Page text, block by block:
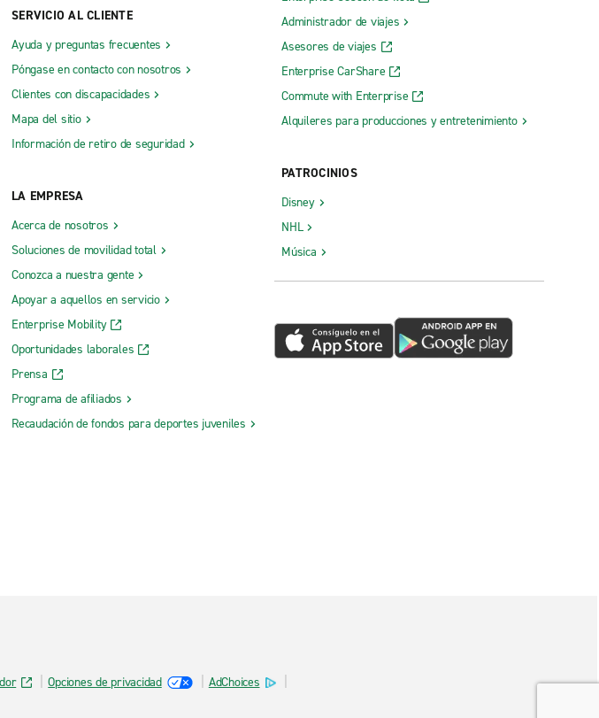
SERVICIO AL CLIENTE
Ayuda y preguntas frecuentes
Póngase en contacto con nosotros
Clientes con discapacidades
Mapa del sitio
Información de retiro de seguridad
LA EMPRESA
Acerca de nosotros
Soluciones de movilidad total
Conozca a nuestra gente
Apoyar a aquellos en servicio
Enterprise Mobility
Oportunidades laborales
Prensa
Programa de afiliados
Recaudación de fondos para deportes juveniles
Administrador de viajes
Asesores de viajes
Enterprise CarShare
Commute with Enterprise
Alquileres para producciones y entretenimiento
PATROCINIOS
Disney
NHL
Música
Opciones de privacidad
AdChoices